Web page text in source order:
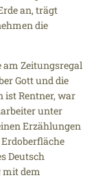
an, trägt
die
am Zeitungsregal
Gott und die
ist Rentner, war
unter
Erzählungen
Deutsch
mit dem